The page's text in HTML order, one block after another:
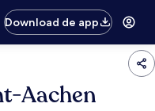
Download de app
Aachen